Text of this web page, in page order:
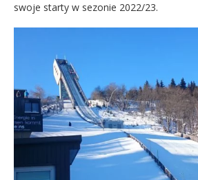
swoje starty w sezonie 2022/23.